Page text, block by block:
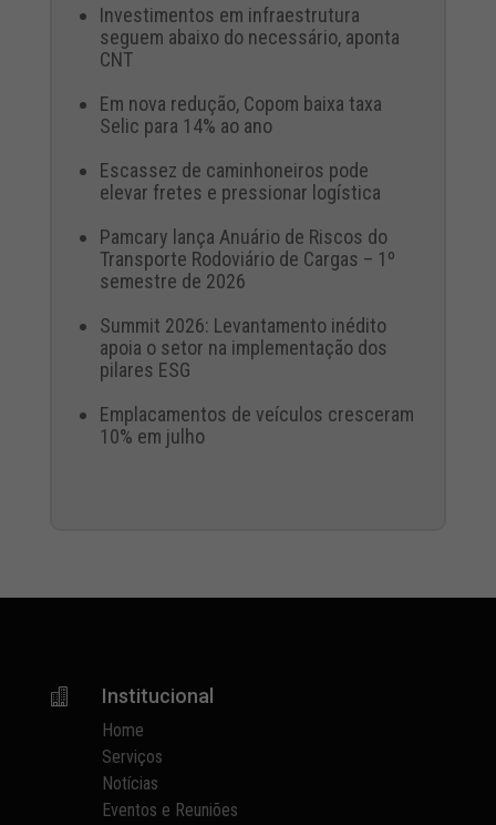
Investimentos em infraestrutura
seguem abaixo do necessário, aponta
CNT
Em nova redução, Copom baixa taxa
Selic para 14% ao ano
Escassez de caminhoneiros pode
elevar fretes e pressionar logística
Pamcary lança Anuário de Riscos do
Transporte Rodoviário de Cargas – 1º
semestre de 2026
Summit 2026: Levantamento inédito
apoia o setor na implementação dos
pilares ESG
Emplacamentos de veículos cresceram
10% em julho
 Institucional
Home
Serviços
Notícias
Eventos e Reuniões